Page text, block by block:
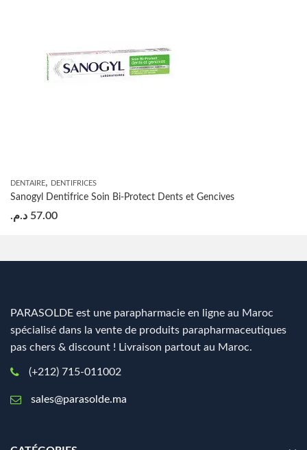
DENTAIRE, DENTIFRICES
Sanogyl Dentifrice Soin Bi-Protect Dents et Gencives
57.00 د.م.
PARASOLDE est une parapharmacie en ligne au Maroc
spécialisé dans la vente de produits parapharmaceutiques
pas chers & discount ! Livraison partout au Maroc.
(+212) 715-011002
sales@parasolde.ma